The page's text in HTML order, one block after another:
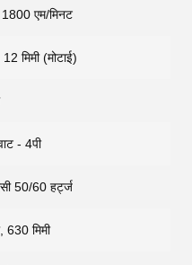
एम/मिनट
मिमी (मोटाई)
- 4पी
50/60 हर्ट्ज
630 मिमी